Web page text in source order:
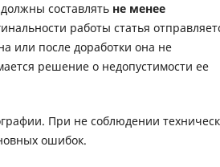
составлять не менее
работы статья
или после доработки она не
решение о недопустимости ее
При не соблюдении
ошибок.